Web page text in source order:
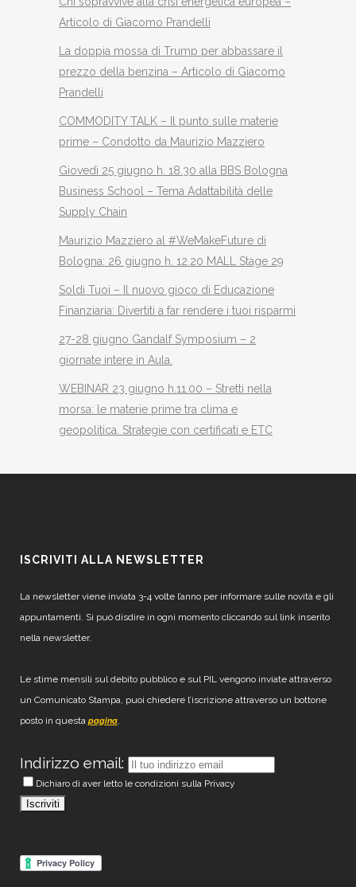
Articolo di Giacomo Prandelli
La doppia mossa di Trump per abbassare il
prezzo della benzina – Articolo di Giacomo
Prandelli
COMMODITY TALK – Il punto sulle materie
prime – Condotto da Maurizio Mazziero
Giovedì 25 giugno h. 18.30 alla BBS Bologna
Business School – Tema Adattabilità delle
Supply Chain
Maurizio Mazziero al #WeMakeFuture di
Bologna: 26 giugno h. 12.20 MALL Stage 29
Soldi Tuoi – Il nuovo gioco di Educazione
Finanziaria: Divertiti a far rendere i tuoi risparmi
27-28 giugno Gandalf Symposium – 2
giornate intere in Aula.
WEBINAR 23 giugno h.11.00 – Stretti nella
morsa: le materie prime tra clima e
geopolitica. Strategie con certificati e ETC
ISCRIVITI ALLA NEWSLETTER
La newsletter viene inviata 3-4 volte l’anno per informare sulle novità e gli
appuntamenti. Si può disdire in ogni momento cliccando sul link inserito
nella newsletter.
Le stime mensili sul debito pubblico e sul PIL vengono inviate attraverso
un Comunicato Stampa, puoi chiedere l’iscrizione attraverso un bottone
posto in questa pagina.
Indirizzo email:
Dichiaro di aver letto le condizioni sulla Privacy